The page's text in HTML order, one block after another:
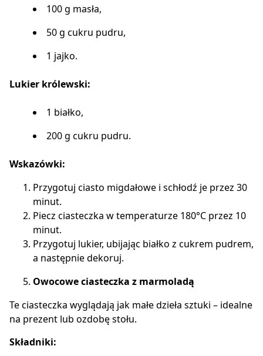
100 g masła,
50 g cukru pudru,
1 jajko.
Lukier królewski:
1 białko,
200 g cukru pudru.
Wskazówki:
Przygotuj ciasto migdałowe i schłodź je przez 30
minut.
Piecz ciasteczka w temperaturze 180°C przez 10
minut.
Przygotuj lukier, ubijając białko z cukrem pudrem,
a następnie dekoruj.
Owocowe ciasteczka z marmoladą
Te ciasteczka wyglądają jak małe dzieła sztuki – idealne
na prezent lub ozdobę stołu.
Składniki: